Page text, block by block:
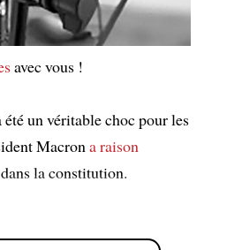
avec vous !
un véritable choc pour les
Macron a raison
la constitution.